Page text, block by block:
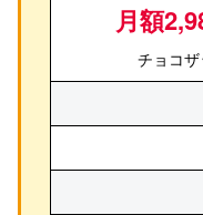
月額
チョコザ